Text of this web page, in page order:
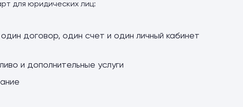
для юридических лиц:
договор, один счет и один личный кабинет
и дополнительные услуги